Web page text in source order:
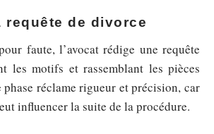
requête de divorce
faute, l’avocat rédige une requête
les motifs et rassemblant les pièces
phase réclame rigueur et précision, car
influencer la suite de la procédure.